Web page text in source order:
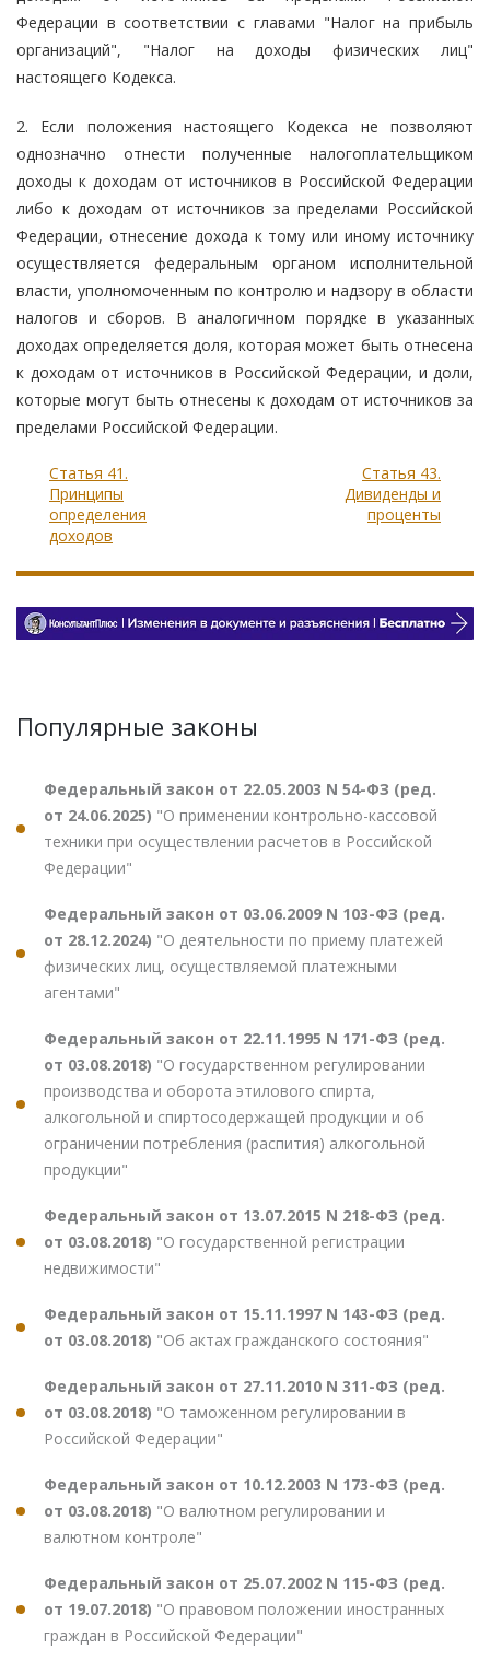
Федерации в соответствии с главами "Налог на прибыль
организаций", "Налог на доходы физических лиц"
настоящего Кодекса.
2. Если положения настоящего Кодекса не позволяют
однозначно отнести полученные налогоплательщиком
доходы к доходам от источников в Российской Федерации
либо к доходам от источников за пределами Российской
Федерации, отнесение дохода к тому или иному источнику
осуществляется федеральным органом исполнительной
власти, уполномоченным по контролю и надзору в области
налогов и сборов. В аналогичном порядке в указанных
доходах определяется доля, которая может быть отнесена
к доходам от источников в Российской Федерации, и доли,
которые могут быть отнесены к доходам от источников за
пределами Российской Федерации.
Статья 41.
Принципы
определения
доходов
Статья 43.
Дивиденды и
проценты
Популярные законы
Федеральный закон от 22.05.2003 N 54-ФЗ (ред.
от 24.06.2025) "О применении контрольно-кассовой
техники при осуществлении расчетов в Российской
Федерации"
Федеральный закон от 03.06.2009 N 103-ФЗ (ред.
от 28.12.2024) "О деятельности по приему платежей
физических лиц, осуществляемой платежными
агентами"
Федеральный закон от 22.11.1995 N 171-ФЗ (ред.
от 03.08.2018) "О государственном регулировании
производства и оборота этилового спирта,
алкогольной и спиртосодержащей продукции и об
ограничении потребления (распития) алкогольной
продукции"
Федеральный закон от 13.07.2015 N 218-ФЗ (ред.
от 03.08.2018) "О государственной регистрации
недвижимости"
Федеральный закон от 15.11.1997 N 143-ФЗ (ред.
от 03.08.2018) "Об актах гражданского состояния"
Федеральный закон от 27.11.2010 N 311-ФЗ (ред.
от 03.08.2018) "О таможенном регулировании в
Российской Федерации"
Федеральный закон от 10.12.2003 N 173-ФЗ (ред.
от 03.08.2018) "О валютном регулировании и
валютном контроле"
Федеральный закон от 25.07.2002 N 115-ФЗ (ред.
от 19.07.2018) "О правовом положении иностранных
граждан в Российской Федерации"